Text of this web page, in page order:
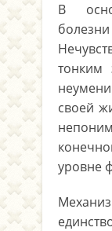
В
тонким
своей
уровне